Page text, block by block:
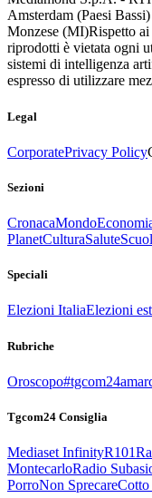
Amsterdam (Paesi
Monzese (MI)Rispetto
riprodotti è vietata ogni
sistemi di intelligenza
espresso di utilizzare
Legal
CorporatePrivacy Policy
Sezioni
CronacaMondo
PlanetCulturaSalute
Speciali
Elezioni ItaliaElezioni
Rubriche
Oroscopo
Tgcom24 Consiglia
Mediaset InfinityR101
MontecarloRadio
PorroNon SprecareCotto